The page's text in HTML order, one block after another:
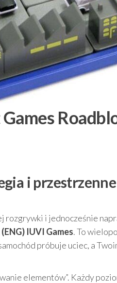
i
i jednocześnie
IUVI Games. To
próbuje uciec, a
elementów”. Każdy